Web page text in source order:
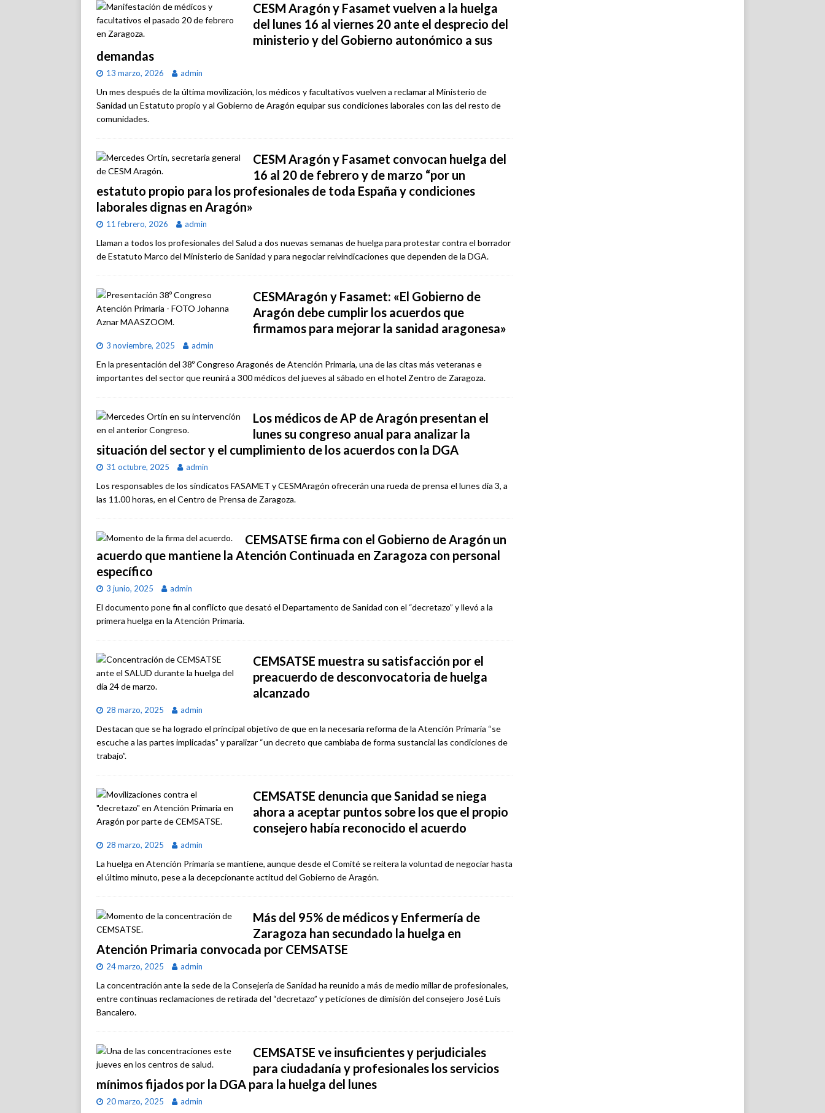
CESM Aragón y Fasamet vuelven a la huelga
del lunes 16 al viernes 20 ante el desprecio del
ministerio y del Gobierno autonómico a sus
demandas
13 marzo, 2026 admin
Un mes después de la última movilización, los médicos y facultativos vuelven a reclamar al Ministerio de
Sanidad un Estatuto propio y al Gobierno de Aragón equipar sus condiciones laborales con las del resto de
comunidades.
CESM Aragón y Fasamet convocan huelga del
16 al 20 de febrero y de marzo “por un
estatuto propio para los profesionales de toda España y condiciones
laborales dignas en Aragón»
11 febrero, 2026 admin
Llaman a todos los profesionales del Salud a dos nuevas semanas de huelga para protestar contra el borrador
de Estatuto Marco del Ministerio de Sanidad y para negociar reivindicaciones que dependen de la DGA.
CESMAragón y Fasamet: «El Gobierno de
Aragón debe cumplir los acuerdos que
firmamos para mejorar la sanidad aragonesa»
3 noviembre, 2025 admin
En la presentación del 38º Congreso Aragonés de Atención Primaria, una de las citas más veteranas e
importantes del sector que reunirá a 300 médicos del jueves al sábado en el hotel Zentro de Zaragoza.
Los médicos de AP de Aragón presentan el
lunes su congreso anual para analizar la
situación del sector y el cumplimiento de los acuerdos con la DGA
31 octubre, 2025 admin
Los responsables de los sindicatos FASAMET y CESMAragón ofrecerán una rueda de prensa el lunes día 3, a
las 11.00 horas, en el Centro de Prensa de Zaragoza.
CEMSATSE firma con el Gobierno de Aragón un
acuerdo que mantiene la Atención Continuada en Zaragoza con personal
específico
3 junio, 2025 admin
El documento pone fin al conflicto que desató el Departamento de Sanidad con el “decretazo” y llevó a la
primera huelga en la Atención Primaria.
CEMSATSE muestra su satisfacción por el
preacuerdo de desconvocatoria de huelga
alcanzado
28 marzo, 2025 admin
Destacan que se ha logrado el principal objetivo de que en la necesaria reforma de la Atención Primaria “se
escuche a las partes implicadas” y paralizar “un decreto que cambiaba de forma sustancial las condiciones de
trabajo”.
CEMSATSE denuncia que Sanidad se niega
ahora a aceptar puntos sobre los que el propio
consejero había reconocido el acuerdo
28 marzo, 2025 admin
La huelga en Atención Primaria se mantiene, aunque desde el Comité se reitera la voluntad de negociar hasta
el último minuto, pese a la decepcionante actitud del Gobierno de Aragón.
Más del 95% de médicos y Enfermería de
Zaragoza han secundado la huelga en
Atención Primaria convocada por CEMSATSE
24 marzo, 2025 admin
La concentración ante la sede de la Consejería de Sanidad ha reunido a más de medio millar de profesionales,
entre continuas reclamaciones de retirada del “decretazo” y peticiones de dimisión del consejero José Luis
Bancalero.
CEMSATSE ve insuficientes y perjudiciales
para ciudadanía y profesionales los servicios
mínimos fijados por la DGA para la huelga del lunes
20 marzo, 2025 admin